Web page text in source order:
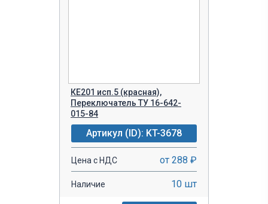
КЕ201 исп.5 (красная),
Переключатель ТУ 16-642-
015-84
Артикул (ID): KT-3678
Цена с НДС от 288 ₽
Наличие 10 шт